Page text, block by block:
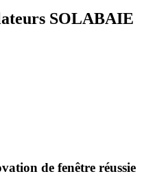
SOLABAIE
de fenêtre réussie